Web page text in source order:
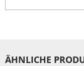
ÄHNLICHE